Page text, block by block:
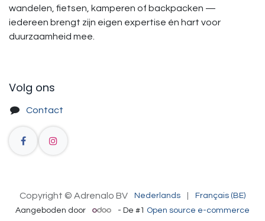
wandelen, fietsen, kamperen of backpacken —
iedereen brengt zijn eigen expertise én hart voor
duurzaamheid mee.
Volg ons
Contact
Copyright © Adrenalo BV Nederlands
Français (BE)
Aangeboden door
- De #1 Open source e-commerce